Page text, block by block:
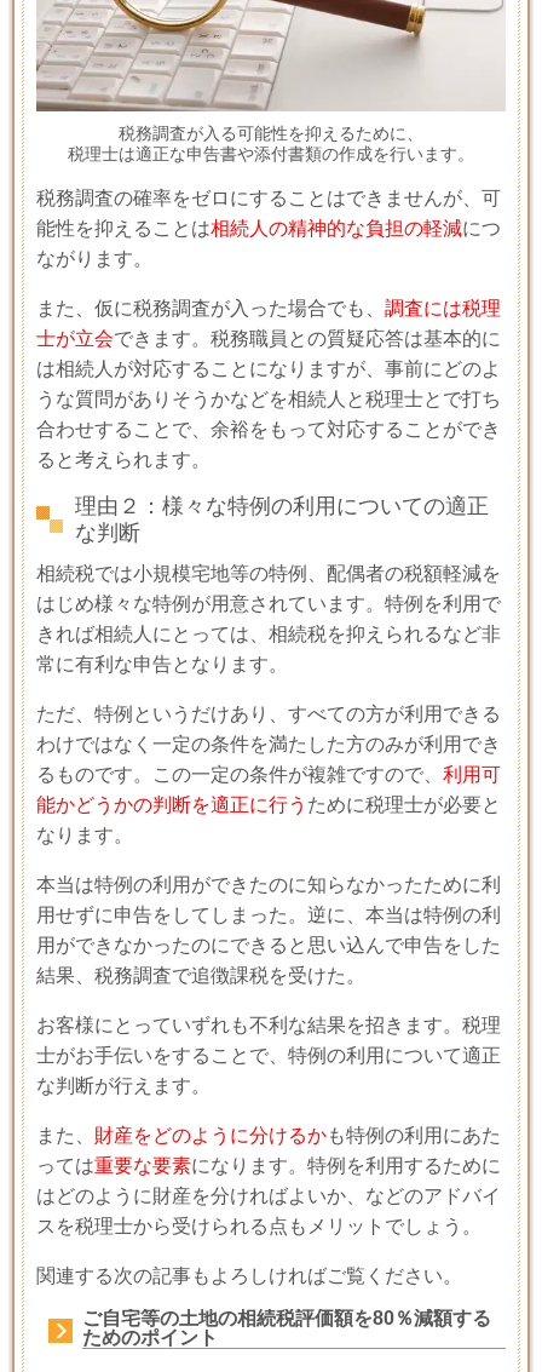
税務調査が入る可能性を抑えるために、
税理士は適正な申告書や添付書類の作成を行います。
税務調査の確率をゼロにすることはできませんが、可
能性を抑えることは相続人の精神的な負担の軽減につ
ながります。
また、仮に税務調査が入った場合でも、 調査には税理
士が立会できます。税務職員との質疑応答は基本的に
は相続人が対応することになりますが、事前にどのよ
うな質問がありそうかなどを相続人と税理士とで打ち
合わせすることで、余裕をもって対応することができ
ると考えられます。
理由２：様々な特例の利用についての適正
な判断
相続税では小規模宅地等の特例、配偶者の税額軽減を
はじめ様々な特例が用意されています。特例を利用で
きれば相続人にとっては、相続税を抑えられるなど非
常に有利な申告となります。
ただ、特例というだけあり、すべての方が利用できる
わけではなく一定の条件を満たした方のみが利用でき
るものです。この一定の条件が複雑ですので、 利用可
能かどうかの判断を適正に行う ために税理士が必要と
なります。
本当は特例の利用ができたのに知らなかったために利
用せずに申告をしてしまった。逆に、本当は特例の利
用ができなかったのにできると思い込んで申告をした
結果、税務調査で追徴課税を受けた。
お客様にとっていずれも不利な結果を招きます。税理
士がお手伝いをすることで、特例の利用について適正
な判断が行えます。
また、 財産をどのように分けるかも特例の利用にあた
っては重要な要素になります。特例を利用するために
はどのように財産を分ければよいか、などのアドバイ
スを税理士から受けられる点もメリットでしょう。
関連する次の記事もよろしければご覧ください。
ご自宅等の土地の相続税評価額を80％減額する
ためのポイント